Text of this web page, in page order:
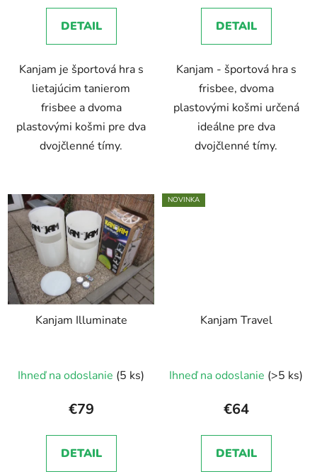
DETAIL
Kanjam je športová hra s
lietajúcim tanierom
frisbee a dvoma
plastovými košmi pre dva
dvojčlenné tímy.
DETAIL
Kanjam - športová hra s
frisbee, dvoma
plastovými košmi určená
ideálne pre dva
dvojčlenné tímy.
Kanjam Illuminate
Ihneď na odoslanie (5 ks)
€79
DETAIL
NOVINKA
Kanjam Travel
Ihneď na odoslanie (>5 ks)
€64
DETAIL